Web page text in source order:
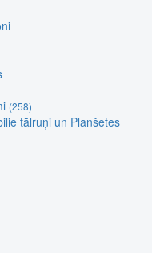
(258)
tālruņi un Planšetes